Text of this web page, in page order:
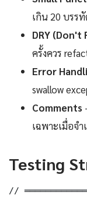
เกิน 20 บรร
DRY (Don't
ครั้งควร
Error
swallow
Comments
เฉพาะเมื่อจ
Testing
//